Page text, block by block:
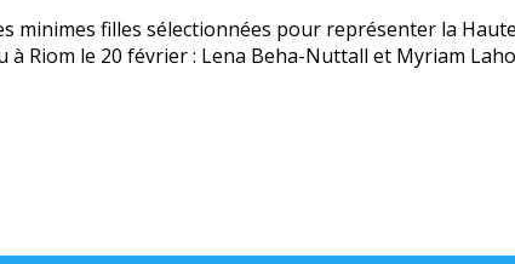
minimes filles sélectionnées pour représenter la
Riom le 20 février : Lena Beha-Nuttall et Myriam